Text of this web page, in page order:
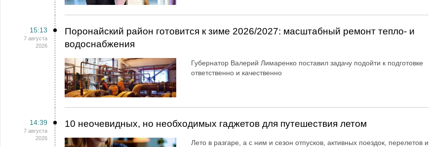
15:13
7 августа
2026
Поронайский район готовится к зиме 2026/2027: масштабный ремонт тепло- и
водоснабжения
Губернатор Валерий Лимаренко поставил задачу подойти к подготовке
ответственно и качественно
14:39
7 августа
2026
10 неочевидных, но необходимых гаджетов для путешествия летом
Лето в разгаре, а с ним и сезон отпусков, активных поездок, перелетов и